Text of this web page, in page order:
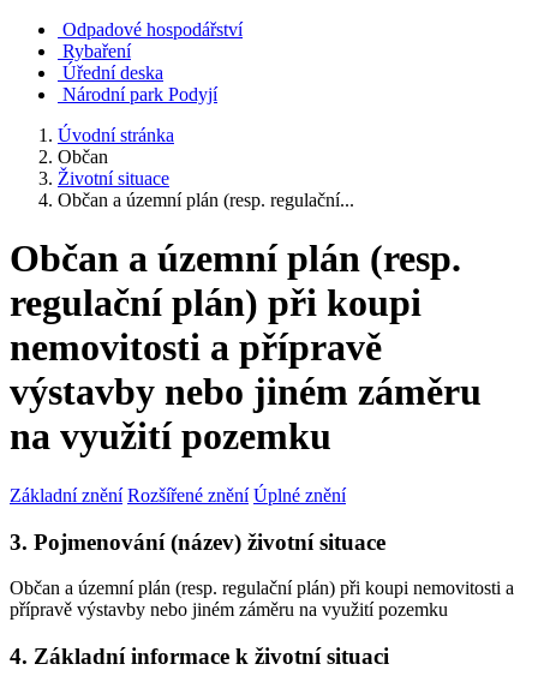
Odpadové hospodářství
Rybaření
Úřední deska
Národní park Podyjí
Úvodní stránka
Občan
Životní situace
Občan a územní plán (resp. regulační...
Občan a územní plán (resp.
regulační plán) při koupi
nemovitosti a přípravě
výstavby nebo jiném záměru
na využití pozemku
Základní znění Rozšířené znění Úplné znění
3. Pojmenování (název) životní situace
Občan a územní plán (resp. regulační plán) při koupi nemovitosti a
přípravě výstavby nebo jiném záměru na využití pozemku
4. Základní informace k životní situaci